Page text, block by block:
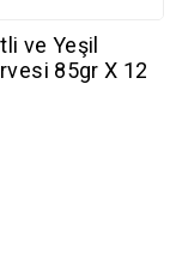
ve Yeşil
85gr X 12